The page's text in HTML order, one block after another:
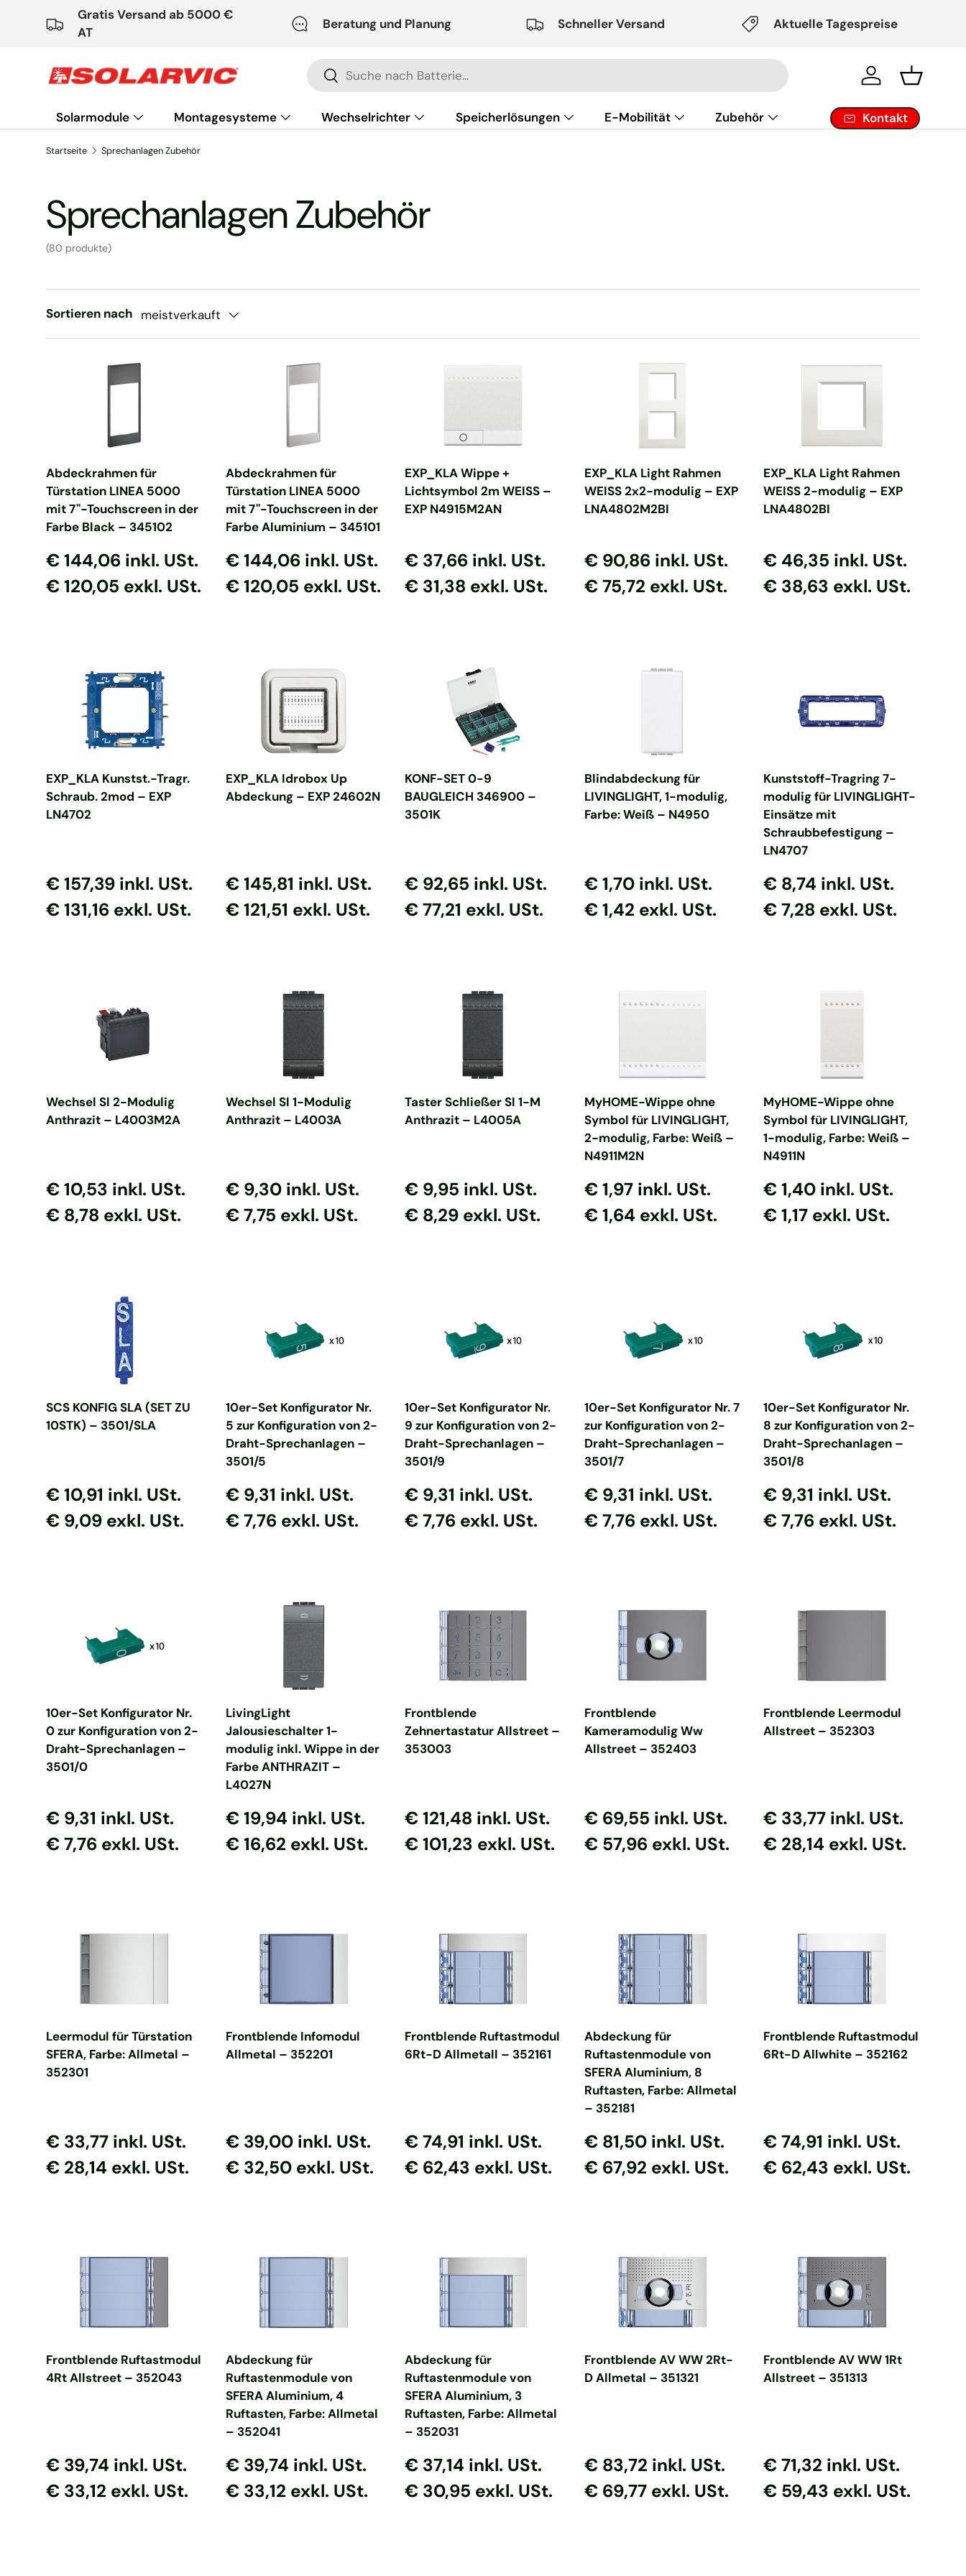
Direkt zum Inhalt
Gratis Versand ab 5000 €
AT
Beratung und Planung Schneller Versand Aktuelle Tagespreise
Suchen
Suchen Einloggen
Solarmodule Montagesysteme Wechselrichter Speicherlösungen E-Mobilität
Zubehör
Haustechnik
Kontakt
Startseite Sprechanlagen Zubehör
Sprechanlagen Zubehör
(80 produkte)
Sortieren nach meistverkauft
Abdeckrahmen für
Türstation LINEA 5000
mit 7''-Touchscreen in der
Farbe Black – 345102
Normaler Preis
Normaler Preis
€ 144,06 inkl. USt.
€ 120,05 exkl. USt.
In den Warenkorb
Abdeckrahmen für
Türstation LINEA 5000
mit 7''-Touchscreen in der
Farbe Aluminium – 345101
Normaler Preis
Normaler Preis
€ 144,06 inkl. USt.
€ 120,05 exkl. USt.
In den Warenkorb
EXP_KLA Wippe +
Lichtsymbol 2m WEISS –
EXP N4915M2AN
Normaler Preis
Normaler Preis
€ 37,66 inkl. USt.
€ 31,38 exkl. USt.
In den Warenkorb
EXP_KLA Light Rahmen
WEISS 2x2-modulig – EXP
LNA4802M2BI
Normaler Preis
Normaler Preis
€ 90,86 inkl. USt.
€ 75,72 exkl. USt.
In den Warenkorb
EXP_KLA Light Rahmen
WEISS 2-modulig – EXP
LNA4802BI
Normaler Preis
Normaler Preis
€ 46,35 inkl. USt.
€ 38,63 exkl. USt.
EXP_KLA Kunstst.-Tragr.
Schraub. 2mod – EXP
LN4702
Normaler Preis
Normaler Preis
€ 157,39 inkl. USt.
€ 131,16 exkl. USt.
In den Warenkorb
EXP_KLA Idrobox Up
Abdeckung – EXP 24602N
Normaler Preis
Normaler Preis
€ 145,81 inkl. USt.
€ 121,51 exkl. USt.
In den Warenkorb
KONF-SET 0-9
BAUGLEICH 346900 –
3501K
Normaler Preis
Normaler Preis
€ 92,65 inkl. USt.
€ 77,21 exkl. USt.
In den Warenkorb
Blindabdeckung für
LIVINGLIGHT, 1-modulig,
Farbe: Weiß – N4950
Normaler Preis
Normaler Preis
€ 1,70 inkl. USt.
€ 1,42 exkl. USt.
Kunststoff-Tragring 7-
modulig für LIVINGLIGHT-
Einsätze mit
Schraubbefestigung –
LN4707
Normaler Preis
Normaler Preis
€ 8,74 inkl. USt.
€ 7,28 exkl. USt.
Wechsel Sl 2-Modulig
Anthrazit – L4003M2A
Normaler Preis
Normaler Preis
€ 10,53 inkl. USt.
€ 8,78 exkl. USt.
In den Warenkorb
Wechsel Sl 1-Modulig
Anthrazit – L4003A
Normaler Preis
Normaler Preis
€ 9,30 inkl. USt.
€ 7,75 exkl. USt.
In den Warenkorb
Taster Schließer Sl 1-M
Anthrazit – L4005A
Normaler Preis
Normaler Preis
€ 9,95 inkl. USt.
€ 8,29 exkl. USt.
In den Warenkorb
MyHOME-Wippe ohne
Symbol für LIVINGLIGHT,
2-modulig, Farbe: Weiß –
N4911M2N
Normaler Preis
Normaler Preis
€ 1,97 inkl. USt.
€ 1,64 exkl. USt.
In den Warenkorb
MyHOME-Wippe ohne
Symbol für LIVINGLIGHT,
1-modulig, Farbe: Weiß –
N4911N
Normaler Preis
Normaler Preis
€ 1,40 inkl. USt.
€ 1,17 exkl. USt.
In den Warenkorb
SCS KONFIG SLA (SET ZU
10STK) – 3501/SLA
Normaler Preis
Normaler Preis
€ 10,91 inkl. USt.
€ 9,09 exkl. USt.
In den Warenkorb
10er-Set Konfigurator Nr.
5 zur Konfiguration von 2-
Draht-Sprechanlagen –
3501/5
Normaler Preis
Normaler Preis
€ 9,31 inkl. USt.
€ 7,76 exkl. USt.
10er-Set Konfigurator Nr.
9 zur Konfiguration von 2-
Draht-Sprechanlagen –
3501/9
Normaler Preis
Normaler Preis
€ 9,31 inkl. USt.
€ 7,76 exkl. USt.
10er-Set Konfigurator Nr. 7
zur Konfiguration von 2-
Draht-Sprechanlagen –
3501/7
Normaler Preis
Normaler Preis
€ 9,31 inkl. USt.
€ 7,76 exkl. USt.
10er-Set Konfigurator Nr.
8 zur Konfiguration von 2-
Draht-Sprechanlagen –
3501/8
Normaler Preis
Normaler Preis
€ 9,31 inkl. USt.
€ 7,76 exkl. USt.
10er-Set Konfigurator Nr.
0 zur Konfiguration von 2-
Draht-Sprechanlagen –
3501/0
Normaler Preis
Normaler Preis
€ 9,31 inkl. USt.
€ 7,76 exkl. USt.
LivingLight
Jalousieschalter 1-
modulig inkl. Wippe in der
Farbe ANTHRAZIT –
L4027N
Normaler Preis
Normaler Preis
€ 19,94 inkl. USt.
€ 16,62 exkl. USt.
In den Warenkorb
Frontblende
Zehnertastatur Allstreet –
353003
Normaler Preis
Normaler Preis
€ 121,48 inkl. USt.
€ 101,23 exkl. USt.
In den Warenkorb
Frontblende
Kameramodulig Ww
Allstreet – 352403
Normaler Preis
Normaler Preis
€ 69,55 inkl. USt.
€ 57,96 exkl. USt.
In den Warenkorb
Frontblende Leermodul
Allstreet – 352303
Normaler Preis
Normaler Preis
€ 33,77 inkl. USt.
€ 28,14 exkl. USt.
Leermodul für Türstation
SFERA, Farbe: Allmetal –
352301
Normaler Preis
Normaler Preis
€ 33,77 inkl. USt.
€ 28,14 exkl. USt.
In den Warenkorb
Frontblende Infomodul
Allmetal – 352201
Normaler Preis
Normaler Preis
€ 39,00 inkl. USt.
€ 32,50 exkl. USt.
In den Warenkorb
Frontblende Ruftastmodul
6Rt-D Allmetall – 352161
Normaler Preis
Normaler Preis
€ 74,91 inkl. USt.
€ 62,43 exkl. USt.
In den Warenkorb
Abdeckung für
Ruftastenmodule von
SFERA Aluminium, 8
Ruftasten, Farbe: Allmetal
– 352181
Normaler Preis
Normaler Preis
€ 81,50 inkl. USt.
€ 67,92 exkl. USt.
In den Warenkorb
Frontblende Ruftastmodul
6Rt-D Allwhite – 352162
Normaler Preis
Normaler Preis
€ 74,91 inkl. USt.
€ 62,43 exkl. USt.
In den Warenkorb
Frontblende Ruftastmodul
4Rt Allstreet – 352043
Normaler Preis
Normaler Preis
€ 39,74 inkl. USt.
€ 33,12 exkl. USt.
In den Warenkorb
Abdeckung für
Ruftastenmodule von
SFERA Aluminium, 4
Ruftasten, Farbe: Allmetal
– 352041
Normaler Preis
Normaler Preis
€ 39,74 inkl. USt.
€ 33,12 exkl. USt.
In den Warenkorb
Abdeckung für
Ruftastenmodule von
SFERA Aluminium, 3
Ruftasten, Farbe: Allmetal
– 352031
Normaler Preis
Normaler Preis
€ 37,14 inkl. USt.
€ 30,95 exkl. USt.
In den Warenkorb
Frontblende AV WW 2Rt-
D Allmetal – 351321
Normaler Preis
Normaler Preis
€ 83,72 inkl. USt.
€ 69,77 exkl. USt.
In den Warenkorb
Frontblende AV WW 1Rt
Allstreet – 351313
Normaler Preis
Normaler Preis
€ 71,32 inkl. USt.
€ 59,43 exkl. USt.
In den Warenkorb